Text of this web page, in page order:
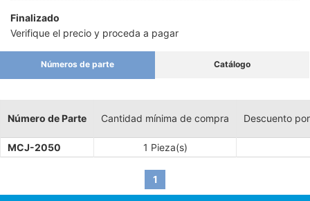
Finalizado
Verifique el precio y proceda a pagar
Números de parte Catálogo
Número de Parte Cantidad mínima de compra Descuento
MCJ-2050 1 Pieza(s)
1